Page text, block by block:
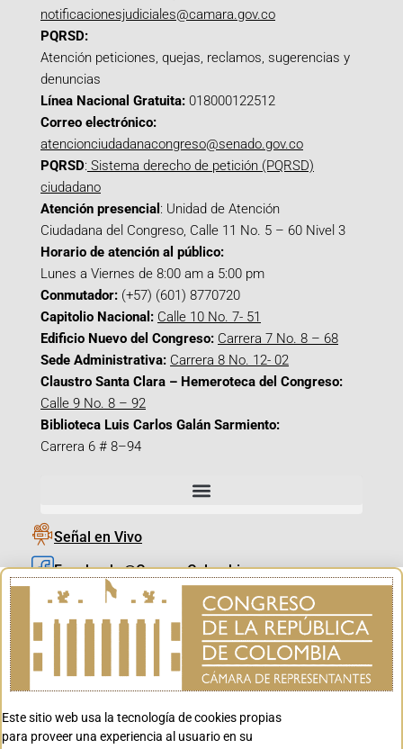
notificacionesjudiciales@camara.gov.co
PQRSD:
Atención peticiones, quejas, reclamos, sugerencias y
denuncias
Línea Nacional Gratuita: 018000122512
Correo electrónico:
atencionciudadanacongreso@senado.gov.co
PQRSD: Sistema derecho de petición (PQRSD)
ciudadano
Atención presencial : Unidad de Atención
Ciudadana del Congreso, Calle 11 No. 5 – 60 Nivel 3
Horario de atención al público:
Lunes a Viernes de 8:00 am a 5:00 pm
Conmutador: (+57) (601) 8770720
Capitolio Nacional: Calle 10 No. 7- 51
Edificio Nuevo del Congreso: Carrera 7 No. 8 – 68
Sede Administrativa: Carrera 8 No. 12- 02
Claustro Santa Clara – Hemeroteca del Congreso:
Calle 9 No. 8 – 92
Biblioteca Luis Carlos Galán Sarmiento:
Carrera 6 # 8–94
Señal en Vivo
Facebook_@CamaraColombia
Instagram_@CamaraColombia
X_@CamaraColombia
Youtube_@CamaraColombia
Youtube_@CanalCongreso
Este sitio web usa la tecnología de cookies propias
para proveer una experiencia al usuario en su